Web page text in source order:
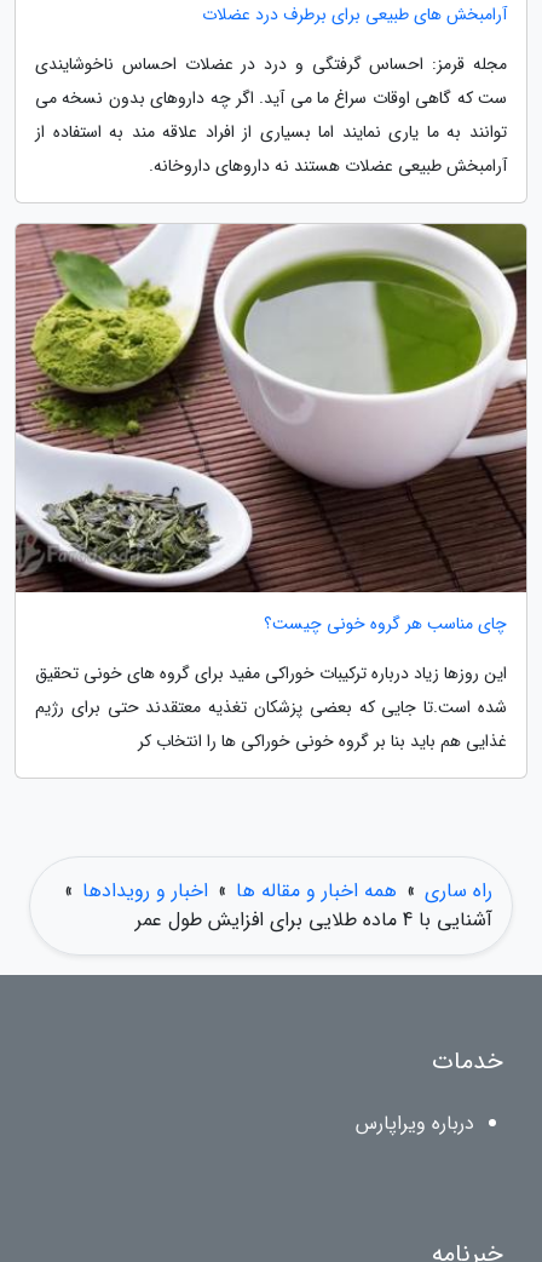
آرامبخش های طبیعی برای برطرف درد عضلات
مجله قرمز: احساس گرفتگی و درد در عضلات احساس ناخوشایندی
ست که گاهی اوقات سراغ ما می آید. اگر چه داروهای بدون نسخه می
توانند به ما یاری نمایند اما بسیاری از افراد علاقه مند به استفاده از
آرامبخش طبیعی عضلات هستند نه داروهای داروخانه.
چای مناسب هر گروه خونی چیست؟
این روزها زیاد درباره ترکیبات خوراکی مفید برای گروه های خونی تحقیق
شده است.تا جایی که بعضی پزشکان تغذیه معتقدند حتی برای رژیم
غذایی هم باید بنا بر گروه خونی خوراکی ها را انتخاب کر
راه ساری » همه اخبار و مقاله ها » اخبار و رویدادها »
آشنایی با 4 ماده طلایی برای افزایش طول عمر
خدمات
درباره ویراپارس
خبرنامه